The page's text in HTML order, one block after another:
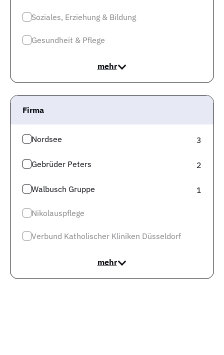
Soziales, Erziehung & Bildung
Gesundheit & Pflege
mehr
Firma
Nordsee 3
Gebrüder Peters 2
Walbusch Gruppe 1
Nikolauspflege
Verbund Katholischer Kliniken Düsseldorf
mehr
Jobs Kaufmännische Berufe & Finanzwesen
Jobs Gesundheit & Pflege
Jobs Produktion & Fertigung
Jobs Sonstige
Jobs Soziales, Erziehung & Bildung
Jobs in Berlin
Jobs in Frankfurt
Jobs in Hamburg
Jobs in Köln